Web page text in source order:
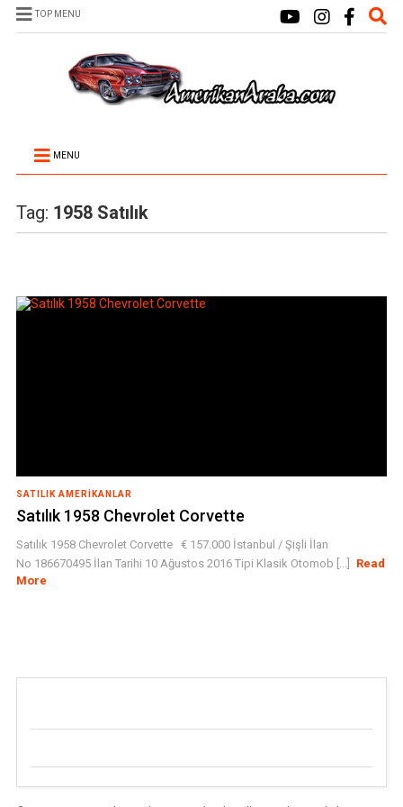
TOP MENU
MENU
Tag: 1958 Satılık
SATILIK AMERIKANLAR
Satılık 1958 Chevrolet Corvette
Satılık 1958 Chevrolet Corvette € 157.000 İstanbul / Şişli İlan
No 186670495 İlan Tarihi 10 Ağustos 2016 Tipi Klasik Otomob [...]
Read
More